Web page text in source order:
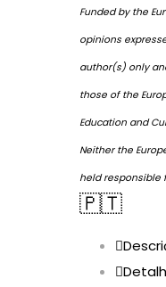
Funded by the
opinions
author(s) only
those of the
Education and
Neither the
held responsible
🇵🇹